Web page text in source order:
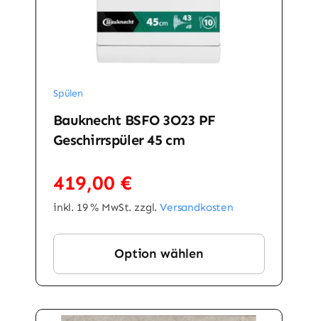
Spülen
Bauknecht BSFO 3O23 PF
Geschirrspüler 45 cm
419,00 €
inkl. 19 % MwSt. zzgl.Versandkosten
Option wählen